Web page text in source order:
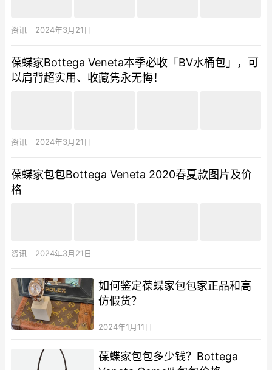
资讯 2024年3月21日
葆蝶家Bottega Veneta本季必收「BV水桶包」，可
以肩背超实用、收藏隽永无悔！
资讯 2024年3月21日
葆蝶家包包Bottega Veneta 2020春夏款图片及价
格
资讯 2024年3月21日
如何鉴定葆蝶家包包家正品和高
仿假货？
2024年1月11日
葆蝶家包包多少钱？Bottega